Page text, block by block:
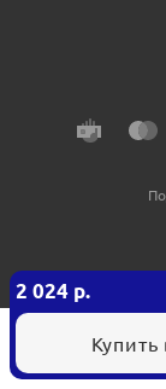
2 024 р.